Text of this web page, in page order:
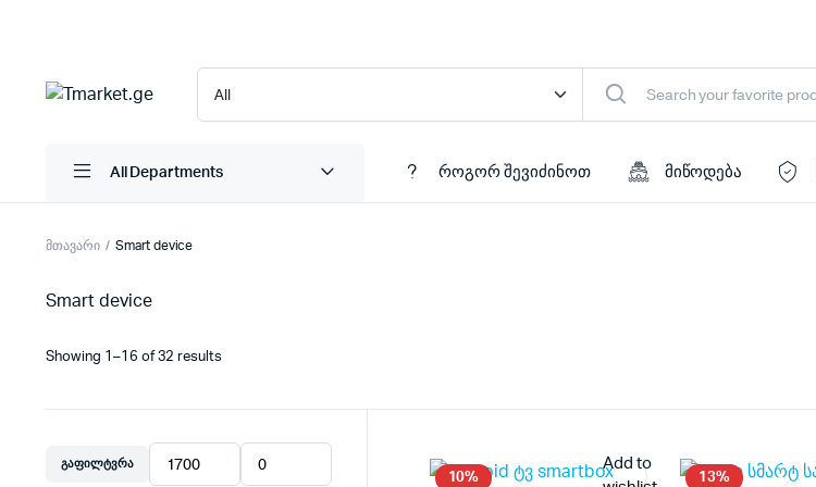
All Departments როგორ შევიძინოთ მიწოდება
მთავარი Smart device
Smart device
Showing 1–16 of 32 results
10%
Add to
13%
ᲒᲐᲤᲘᲚᲢᲕᲠᲐ